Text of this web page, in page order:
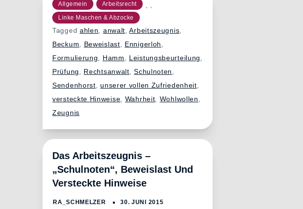
Allgemein Arbeitsrecht
Linke Maschen & Abzocke
Tagged ahlen anwalt ,Arbeitszeugnis
Beckum
Beweislast Ennigerloh
Formulierung
Hamm Leistungsbeurteilung
Prüfung
Rechtsanwalt ,Schulnoten
Sendenhorst ,unserer vollen Zufriedenheit
versteckte Hinweise
Wahrheit Wohlwollen
Zeugnis
Das Arbeitszeugnis –
„Schulnoten“, Beweislast Und
Versteckte Hinweise